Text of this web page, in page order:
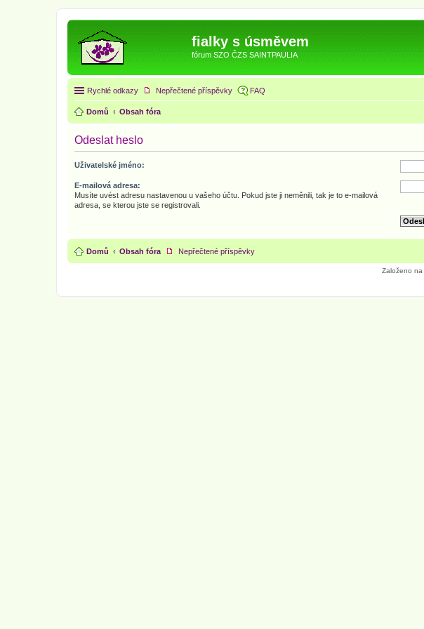
fialky s úsměvem
fórum SZO ČZS SAINTPAULIA
Rychlé odkazy Nepřečtené příspěvky FAQ
Domů Obsah fóra
Odeslat heslo
Uživatelské jméno:
E-mailová adresa:
Musíte uvést adresu nastavenou u vašeho účtu. Pokud jste ji neměnili, tak je to e-mailová
adresa, se kterou jste se registrovali.
Domů Obsah fóra Nepřečtené příspěvky
Založeno na